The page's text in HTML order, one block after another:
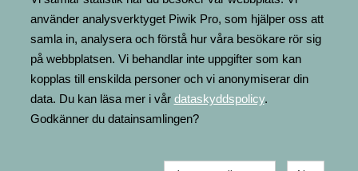
MINNESRUNOR.FI
UPPSLAGSVERKET FINLAND
LÄGENHETER
FAKTURERING
använder analysverktyget Piwik Pro, som hjälper oss att
samla in, analysera och förstå hur våra besökare rör sig
på webbplatsen. Vi behandlar inte uppgifter som kan
kopplas till enskilda personer och vi anonymiserar din
data. Du kan läsa mer i vår dataskyddspolicy.
Godkänner du datainsamlingen?